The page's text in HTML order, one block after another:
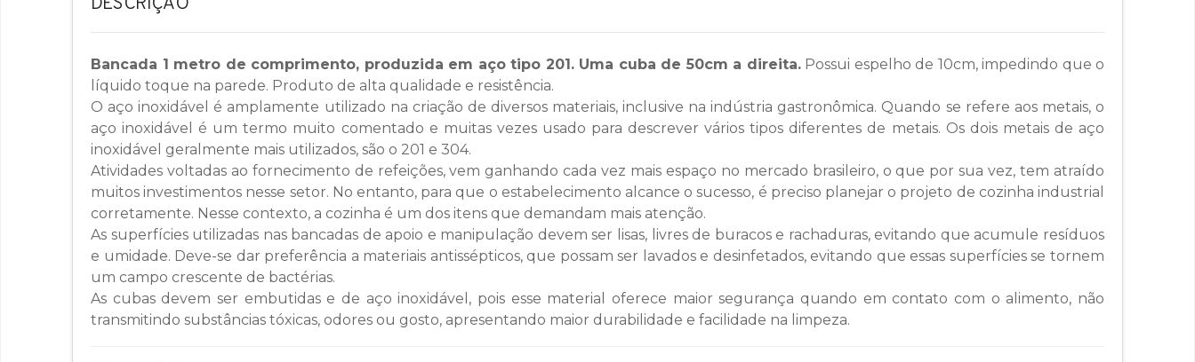
Bancada 1 metro de comprimento, produzida em aço tipo 201. Uma cuba de 50cm a direita.Possui espelho de 10cm, impedindo que o
líquido toque na parede. Produto de alta qualidade e resistência.
O aço inoxidável é amplamente utilizado na criação de diversos materiais, inclusive na indústria gastronômica. Quando se refere aos metais, o
aço inoxidável é um termo muito comentado e muitas vezes usado para descrever vários tipos diferentes de metais. Os dois metais de aço
inoxidável geralmente mais utilizados, são o 201 e 304.
Atividades voltadas ao fornecimento de refeições, vem ganhando cada vez mais espaço no mercado brasileiro, o que por sua vez, tem atraído
muitos investimentos nesse setor. No entanto, para que o estabelecimento alcance o sucesso, é preciso planejar o projeto de cozinha industrial
corretamente. Nesse contexto, a cozinha é um dos itens que demandam mais atenção.
As superfícies utilizadas nas bancadas de apoio e manipulação devem ser lisas, livres de buracos e rachaduras, evitando que acumule resíduos
e umidade. Deve-se dar preferência a materiais antissépticos, que possam ser lavados e desinfetados, evitando que essas superfícies se tornem
um campo crescente de bactérias.
As cubas devem ser embutidas e de aço inoxidável, pois esse material oferece maior segurança quando em contato com o alimento, não
transmitindo substâncias tóxicas, odores ou gosto, apresentando maior durabilidade e facilidade na limpeza.